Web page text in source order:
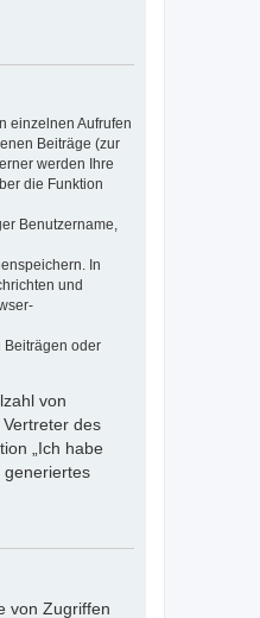
einzelnen Aufrufen
Beiträge (zur
werden Ihre
die Funktion
Benutzername,
In
und
Beiträgen oder
von
des
„Ich habe
generiertes
von Zugriffen